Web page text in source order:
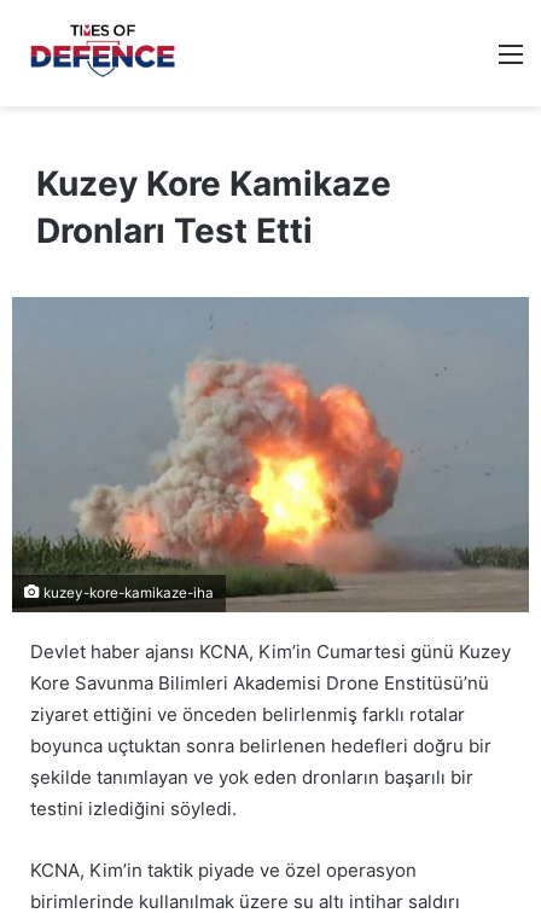
Kuzey Kore Kamikaze
Dronları Test Etti
kuzey-kore-kamikaze-iha
Devlet haber ajansı KCNA, Kim’in Cumartesi günü Kuzey
Kore Savunma Bilimleri Akademisi Drone Enstitüsü’nü
ziyaret ettiğini ve önceden belirlenmiş farklı rotalar
boyunca uçtuktan sonra belirlenen hedefleri doğru bir
şekilde tanımlayan ve yok eden dronların başarılı bir
testini izlediğini söyledi.
KCNA, Kim’in taktik piyade ve özel operasyon
birimlerinde kullanılmak üzere su altı intihar saldırı